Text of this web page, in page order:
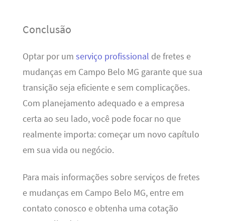
Conclusão
Optar por um serviço profissional de fretes e
mudanças em Campo Belo MG garante que sua
transição seja eficiente e sem complicações.
Com planejamento adequado e a empresa
certa ao seu lado, você pode focar no que
realmente importa: começar um novo capítulo
em sua vida ou negócio.
Para mais informações sobre serviços de fretes
e mudanças em Campo Belo MG, entre em
contato conosco e obtenha uma cotação